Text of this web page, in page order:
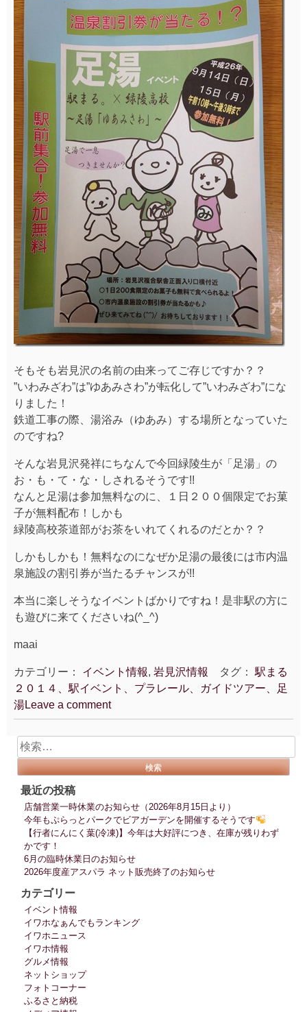
そもそも岩見沢の名前の由来ってご存じですか？？
”いわみざわ”は”ゆあみさわ”が転化して”いわみざわ”にな
りました！
鉄道工事の際、湯浴み（ゆあみ）する場所となっていた
のですね?
そんな岩見沢発祥にちなんで今回緑陵生が「足湯」の
お・も・て・な・しされるそうです!!
なんと足湯は参加無料なのに、１日２００個限定でお菓
子が無料配布！しかも
緑陵高校茶道部がお茶をいれてくれるのだとか？？
しかもしかも！無料なのになぜか足湯の最後には市内温
泉施設の割引券が当たるチャンスが!!
本当に楽しそうなイベントばかりですね！是非駅の方に
も遊びに来てくださいね(^_^)
maai
カテゴリー： イベント情報, 岩見沢情報 タグ： 駅まる
２０１４、駅イベント、プラレール、ガイドツアー、足
湯Leave a comment
検
索:
最近の投稿
店舗営業一時休業のお知らせ（2026年8月15日より）
今年もぷらっとパークでビアガーデンを開催するそうです
【行者にんにく葉(冷凍)】今年は大好評につき、在庫が残りわず
かです！
6月の臨時休業日のお知らせ
2026年度産アスパラ ネット販売終了のお知らせ
カテゴリー
イベント情報
イワホなぁんでもランキング
イワホニュース
イワホ情報
グルメ情報
ネットショップ
フォトコーナー
ふるさと納税